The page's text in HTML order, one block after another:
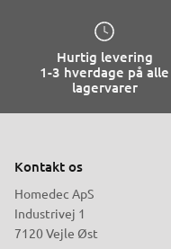
Hurtig levering
1-3 hverdage på alle
lagervarer
Kontakt os
Homedec ApS
Industrivej 1
7120 Vejle Øst